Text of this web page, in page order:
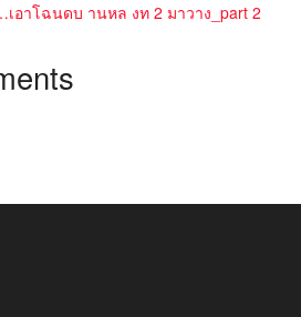
อาโฉนดบ านหล งท 2 มาวาง_part 2